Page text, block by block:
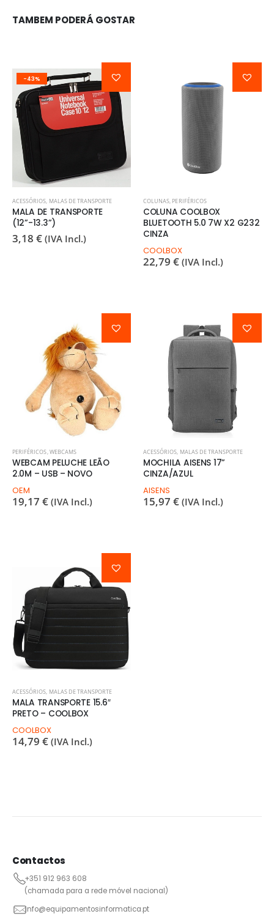
TAMBEM PODERÁ GOSTAR
-43%
ACESSÓRIOS, MALAS DE TRANSPORTE
MALA DE TRANSPORTE
(12”-13.3”)
3,18 € (IVA Incl.)
COLUNAS, PERIFÉRICOS
COLUNA COOLBOX
BLUETOOTH 5.0 7W X2 G232
CINZA
COOLBOX
22,79 € (IVA Incl.)
PERIFÉRICOS,WEBCAMS
WEBCAM PELUCHE LEÃO
2.0M – USB – NOVO
OEM
19,17 € (IVA Incl.)
ACESSÓRIOS, MALAS DE TRANSPORTE
MOCHILA AISENS 17”
CINZA/AZUL
AISENS
15,97 € (IVA Incl.)
ACESSÓRIOS, MALAS DE TRANSPORTE
MALA TRANSPORTE 15.6″
PRETO – COOLBOX
COOLBOX
14,79 € (IVA Incl.)
Contactos
+351 912 963 608
(chamada para a rede móvel nacional)
info@equipamentosinformatica.pt